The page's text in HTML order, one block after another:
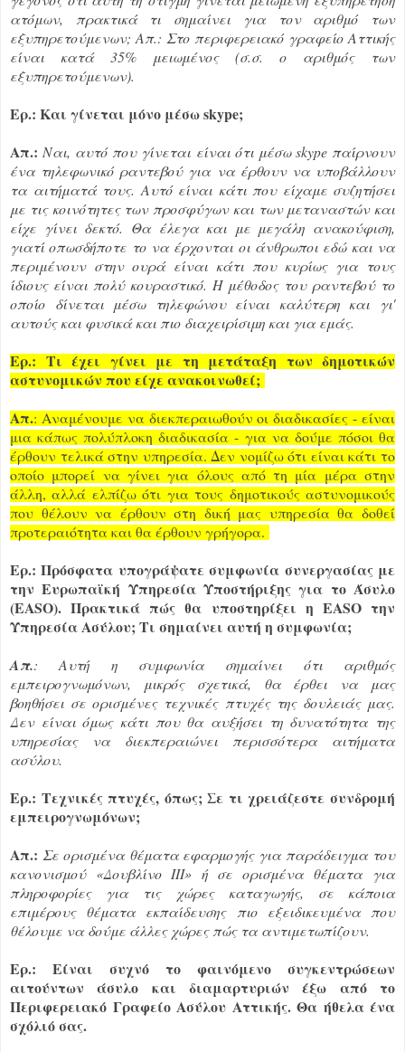
ατόμων, πρακτικά τι σημαίνει για τον αριθμό των
εξυπηρετούμενων; Απ.: Στο περιφερειακό γραφείο Αττικής
είναι κατά 35% μειωμένος (σ.σ. ο αριθμός των
εξυπηρετούμενων).
Ερ.: Και γίνεται μόνο μέσω skype;
Απ.: Ναι, αυτό που γίνεται είναι ότι μέσω skype παίρνουν
ένα τηλεφωνικό ραντεβού για να έρθουν να υποβάλλουν
τα αιτήματά τους. Αυτό είναι κάτι που είχαμε συζητήσει
με τις κοινότητες των προσφύγων και των μεταναστών και
είχε γίνει δεκτό. Θα έλεγα και με μεγάλη ανακούφιση,
γιατί οπωσδήποτε το να έρχονται οι άνθρωποι εδώ και να
περιμένουν στην ουρά είναι κάτι που κυρίως για τους
ίδιους είναι πολύ κουραστικό. Η μέθοδος του ραντεβού το
οποίο δίνεται μέσω τηλεφώνου είναι καλύτερη και γι'
αυτούς και φυσικά και πιο διαχειρίσιμη και για εμάς.
Ερ.: Τι έχει γίνει με τη μετάταξη των δημοτικών
αστυνομικών που είχε ανακοινωθεί;
Απ.: Αναμένουμε να διεκπεραιωθούν οι διαδικασίες - είναι
μια κάπως πολύπλοκη διαδικασία - για να δούμε πόσοι θα
έρθουν τελικά στην υπηρεσία. Δεν νομίζω ότι είναι κάτι το
οποίο μπορεί να γίνει για όλους από τη μία μέρα στην
άλλη, αλλά ελπίζω ότι για τους δημοτικούς αστυνομικούς
που θέλουν να έρθουν στη δική μας υπηρεσία θα δοθεί
προτεραιότητα και θα έρθουν γρήγορα.
Ερ.: Πρόσφατα υπογράψατε συμφωνία συνεργασίας με
την Ευρωπαϊκή Υπηρεσία Υποστήριξης για το Άσυλο
(EASO). Πρακτικά πώς θα υποστηρίξει η EASO την
Υπηρεσία Ασύλου; Τι σημαίνει αυτή η συμφωνία;
Απ.: Αυτή η συμφωνία σημαίνει ότι αριθμός
εμπειρογνωμόνων, μικρός σχετικά, θα έρθει να μας
βοηθήσει σε ορισμένες τεχνικές πτυχές της δουλειάς μας.
Δεν είναι όμως κάτι που θα αυξήσει τη δυνατότητα της
υπηρεσίας να διεκπεραιώνει περισσότερα αιτήματα
ασύλου.
Ερ.: Τεχνικές πτυχές, όπως; Σε τι χρειάζεστε συνδρομή
εμπειρογνωμόνων;
Απ.: Σε ορισμένα θέματα εφαρμογής για παράδειγμα του
κανονισμού «Δουβλίνο ΙΙΙ» ή σε ορισμένα θέματα για
πληροφορίες για τις χώρες καταγωγής, σε κάποια
επιμέρους θέματα εκπαίδευσης πιο εξειδικευμένα που
θέλουμε να δούμε άλλες χώρες πώς τα αντιμετωπίζουν.
Ερ.: Είναι συχνό το φαινόμενο συγκεντρώσεων
αιτούντων άσυλο και διαμαρτυριών έξω από το
Περιφερειακό Γραφείο Ασύλου Αττικής. Θα ήθελα ένα
σχόλιό σας.